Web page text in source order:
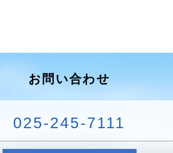
お問い合わせ
025-245-7111